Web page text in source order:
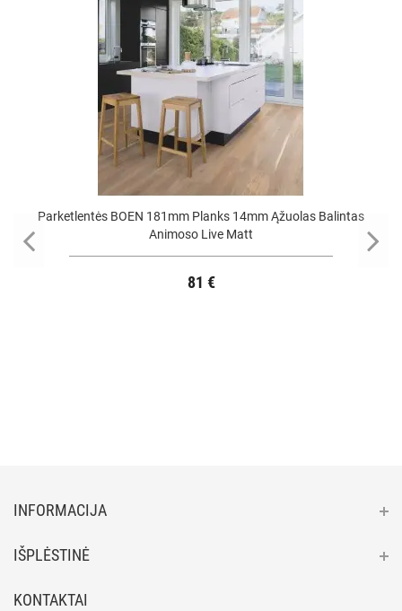
Parketlentės BOEN 181mm Planks 14mm Ąžuolas Balintas
Animoso Live Matt
81 €
INFORMACIJA
IŠPLĖSTINĖ
KONTAKTAI